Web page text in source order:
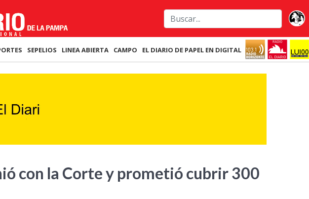
SEPELIOS LINEA ABIERTA CAMPO EL DIARIO DE PAPEL EN DIGITAL
con la Corte y prometió cubrir 300